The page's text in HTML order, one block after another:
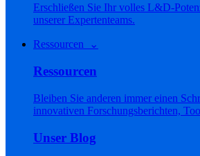
Erschließen Sie Ihr volles L&D-
unserer Expertenteams.
Ressourcen ⌄
Ressourcen
Bleiben Sie anderen immer einen
innovativen Forschungsberichten,
Unser Blog